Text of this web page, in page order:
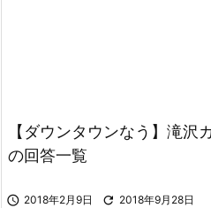
【ダウンタウンなう】滝沢
の回答一覧
 2018年2月9日  2018年9月28日